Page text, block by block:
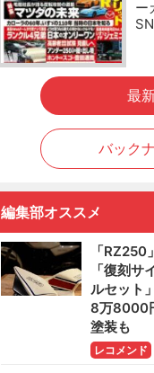
ー
最
バック
編集部オススメ
「RZ250
「復刻サ
ルセット
8万8000
塗装も
レコメンド